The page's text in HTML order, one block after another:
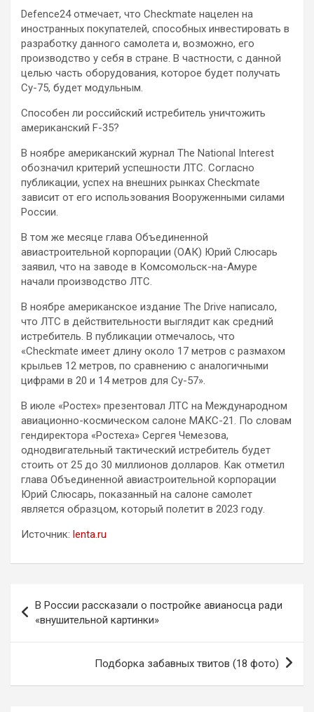
Defence24 отмечает, что Checkmate нацелен на
иностранных покупателей, способных инвестировать в
разработку данного самолета и, возможно, его
производство у себя в стране. В частности, с данной
целью часть оборудования, которое будет получать
Су-75, будет модульным.
Способен ли российский истребитель уничтожить
американский F-35?
В ноябре американский журнал The National Interest
обозначил критерий успешности ЛТС. Согласно
публикации, успех на внешних рынках Checkmate
зависит от его использования Вооруженными силами
России.
В том же месяце глава Объединенной
авиастроительной корпорации (ОАК) Юрий Слюсарь
заявил, что на заводе в Комсомольск-на-Амуре
начали производство ЛТС.
В ноябре американское издание The Drive написало,
что ЛТС в действительности выглядит как средний
истребитель. В публикации отмечалось, что
«Checkmate имеет длину около 17 метров с размахом
крыльев 12 метров, по сравнению с аналогичными
цифрами в 20 и 14 метров для Су-57».
В июле «Ростех» презентовал ЛТС на Международном
авиационно-космическом салоне МАКС-21. По словам
гендиректора «Ростеха» Сергея Чемезова,
однодвигательный тактический истребитель будет
стоить от 25 до 30 миллионов долларов. Как отметил
глава Объединенной авиастроительной корпорации
Юрий Слюсарь, показанный на салоне самолет
является образцом, который полетит в 2023 году.
Источник: lenta.ru
по
записям
В России рассказали о постройке авианосца ради
«внушительной картинки»
Подборка забавных твитов (18 фото)